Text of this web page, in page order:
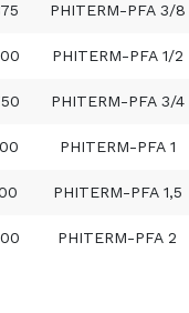
PHITERM-PFA 3/8
PHITERM-PFA 1/2
PHITERM-PFA 3/4
PHITERM-PFA 1
PHITERM-PFA 1,5
PHITERM-PFA 2